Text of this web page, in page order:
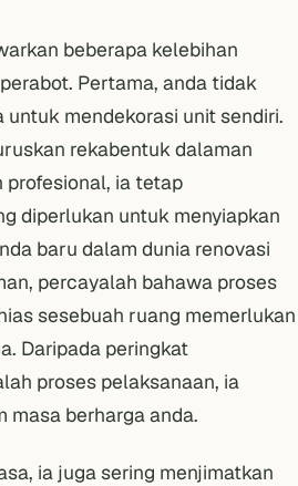
beberapa kelebihan
Pertama, anda tidak
untuk mendekorasi unit sendiri.
rekabentuk dalaman
profesional, ia tetap
diperlukan untuk menyiapkan
baru dalam dunia renovasi
percayalah bahawa proses
sesebuah ruang memerlukan
Daripada peringkat
proses pelaksanaan, ia
masa berharga anda.
ia juga sering menjimatkan